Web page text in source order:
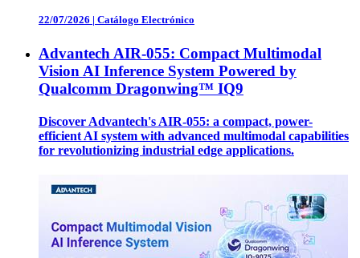
22/07/2026 | Catálogo Electrónico
Advantech AIR-055: Compact Multimodal
Vision AI Inference System Powered by
Qualcomm Dragonwing™ IQ9
Discover Advantech's AIR-055: a compact, power-
efficient AI system with advanced multimodal capabilities
for revolutionizing industrial edge applications.